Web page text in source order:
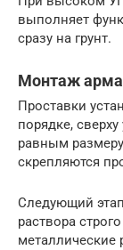
выполняет
сразу на грунт.
Монтаж
Проставки
порядке,
равным
скрепляются
Следующий
раствора